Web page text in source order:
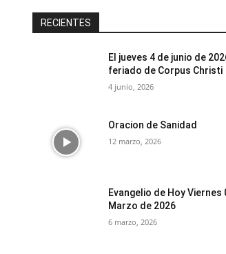
RECIENTES
El jueves 4 de junio de
feriado de Corpus Christi
4 junio, 2026
Oracion de Sanidad
12 marzo, 2026
Evangelio de Hoy Viernes
Marzo de 2026
6 marzo, 2026